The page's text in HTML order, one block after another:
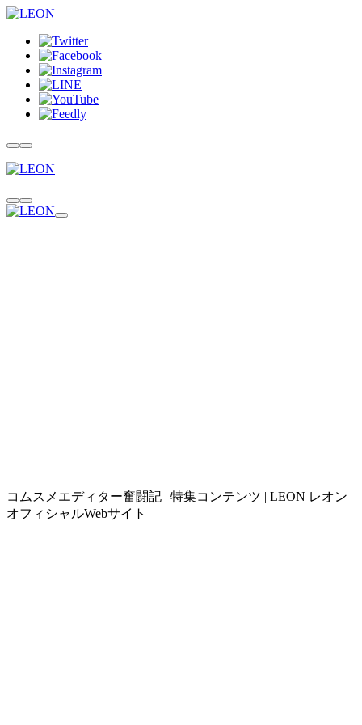
コムスメエディター奮闘記 | 特集コンテンツ | LEON レオン
オフィシャルWebサイト